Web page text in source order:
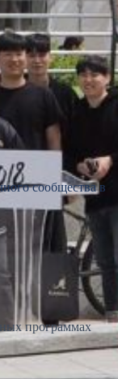
сообщества в
программах